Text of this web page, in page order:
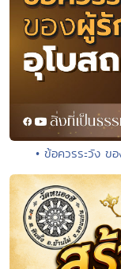
• ข้อควรระวัง ข